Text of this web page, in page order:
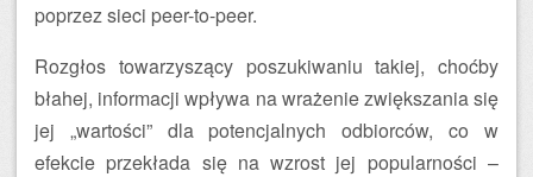
poprzez sieci peer-to-peer.
Rozgłos towarzyszący poszukiwaniu takiej, choćby
błahej, informacji wpływa na wrażenie zwiększania się
jej „wartości” dla potencjalnych odbiorców, co w
efekcie przekłada się na wzrost jej popularności –